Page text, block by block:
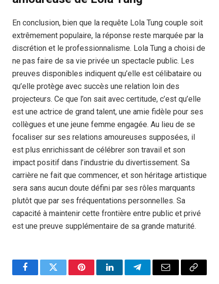
En conclusion, bien que la requête Lola Tung couple soit
extrêmement populaire, la réponse reste marquée par la
discrétion et le professionnalisme. Lola Tung a choisi de
ne pas faire de sa vie privée un spectacle public. Les
preuves disponibles indiquent qu’elle est célibataire ou
qu’elle protège avec succès une relation loin des
projecteurs. Ce que l’on sait avec certitude, c’est qu’elle
est une actrice de grand talent, une amie fidèle pour ses
collègues et une jeune femme engagée. Au lieu de se
focaliser sur ses relations amoureuses supposées, il
est plus enrichissant de célébrer son travail et son
impact positif dans l’industrie du divertissement. Sa
carrière ne fait que commencer, et son héritage artistique
sera sans aucun doute défini par ses rôles marquants
plutôt que par ses fréquentations personnelles. Sa
capacité à maintenir cette frontière entre public et privé
est une preuve supplémentaire de sa grande maturité.
FacebookTwitter PinterestLinkedInTelegramEmail
Copy